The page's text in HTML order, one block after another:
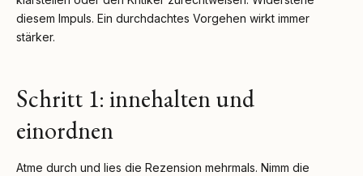
diesem Impuls. Ein durchdachtes Vorgehen wirkt immer
stärker.
Schritt 1: innehalten und
einordnen
Atme durch und lies die Rezension mehrmals. Nimm die